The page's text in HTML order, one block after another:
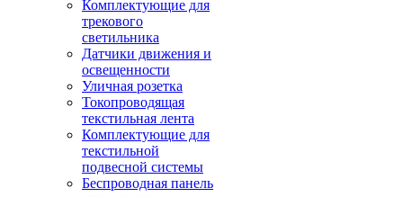
Комплектующие для
трекового
светильника
Датчики движения и
освещенности
Уличная розетка
Токопроводящая
текстильная лента
Комплектующие для
текстильной
подвесной системы
Беспроводная панель